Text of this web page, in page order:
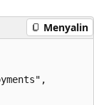
Menyalin